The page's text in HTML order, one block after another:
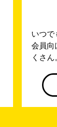
いつで
会員向
くさん